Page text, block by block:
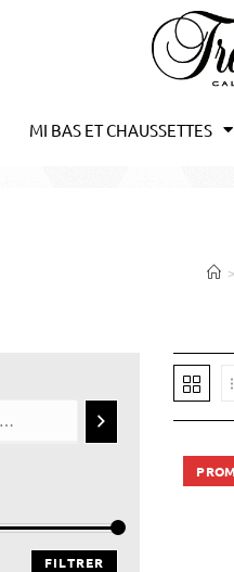
MI BAS ET CHAUSSETTES
>
FILTRER